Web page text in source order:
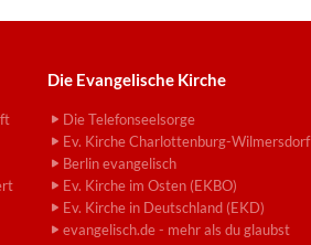
Die Evangelische Kirche
Die Telefonseelsorge
Ev. Kirche Charlottenburg-Wilmersdorf
Berlin evangelisch
Ev. Kirche im Osten (EKBO)
Ev. Kirche in Deutschland (EKD)
evangelisch.de - mehr als du glaubst